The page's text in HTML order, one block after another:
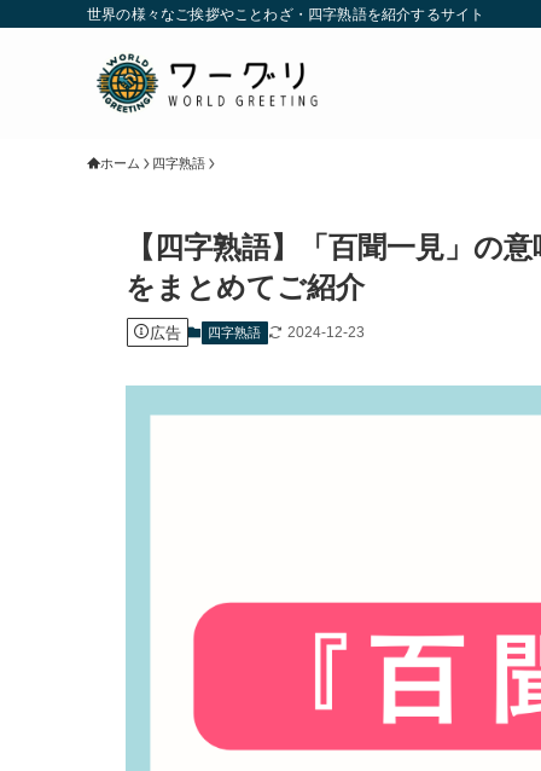
世界の様々なご挨拶やことわざ・四字熟語を紹介するサイト
ホーム 四字熟語
【四字熟語】「百聞一見」の
をまとめてご紹介
広告 四字熟語 2024-12-23